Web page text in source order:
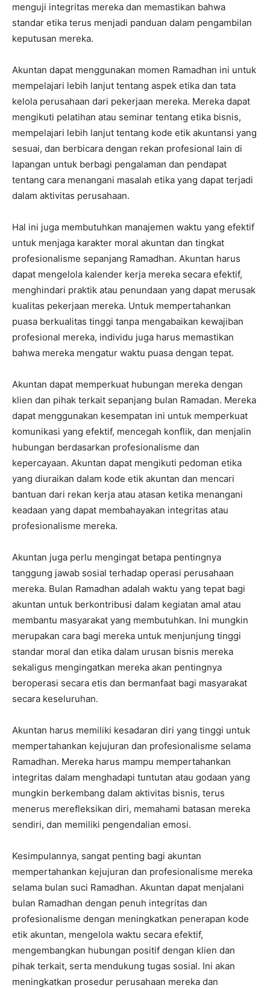
menguji integritas mereka dan memastikan bahwa
standar etika terus menjadi panduan dalam pengambilan
keputusan mereka.
Akuntan dapat menggunakan momen Ramadhan ini untuk
mempelajari lebih lanjut tentang aspek etika dan tata
kelola perusahaan dari pekerjaan mereka. Mereka dapat
mengikuti pelatihan atau seminar tentang etika bisnis,
mempelajari lebih lanjut tentang kode etik akuntansi yang
sesuai, dan berbicara dengan rekan profesional lain di
lapangan untuk berbagi pengalaman dan pendapat
tentang cara menangani masalah etika yang dapat terjadi
dalam aktivitas perusahaan.
Hal ini juga membutuhkan manajemen waktu yang efektif
untuk menjaga karakter moral akuntan dan tingkat
profesionalisme sepanjang Ramadhan. Akuntan harus
dapat mengelola kalender kerja mereka secara efektif,
menghindari praktik atau penundaan yang dapat merusak
kualitas pekerjaan mereka. Untuk mempertahankan
puasa berkualitas tinggi tanpa mengabaikan kewajiban
profesional mereka, individu juga harus memastikan
bahwa mereka mengatur waktu puasa dengan tepat.
Akuntan dapat memperkuat hubungan mereka dengan
klien dan pihak terkait sepanjang bulan Ramadan. Mereka
dapat menggunakan kesempatan ini untuk memperkuat
komunikasi yang efektif, mencegah konflik, dan menjalin
hubungan berdasarkan profesionalisme dan
kepercayaan. Akuntan dapat mengikuti pedoman etika
yang diuraikan dalam kode etik akuntan dan mencari
bantuan dari rekan kerja atau atasan ketika menangani
keadaan yang dapat membahayakan integritas atau
profesionalisme mereka.
Akuntan juga perlu mengingat betapa pentingnya
tanggung jawab sosial terhadap operasi perusahaan
mereka. Bulan Ramadhan adalah waktu yang tepat bagi
akuntan untuk berkontribusi dalam kegiatan amal atau
membantu masyarakat yang membutuhkan. Ini mungkin
merupakan cara bagi mereka untuk menjunjung tinggi
standar moral dan etika dalam urusan bisnis mereka
sekaligus mengingatkan mereka akan pentingnya
beroperasi secara etis dan bermanfaat bagi masyarakat
secara keseluruhan.
Akuntan harus memiliki kesadaran diri yang tinggi untuk
mempertahankan kejujuran dan profesionalisme selama
Ramadhan. Mereka harus mampu mempertahankan
integritas dalam menghadapi tuntutan atau godaan yang
mungkin berkembang dalam aktivitas bisnis, terus
menerus merefleksikan diri, memahami batasan mereka
sendiri, dan memiliki pengendalian emosi.
Kesimpulannya, sangat penting bagi akuntan
mempertahankan kejujuran dan profesionalisme mereka
selama bulan suci Ramadhan. Akuntan dapat menjalani
bulan Ramadhan dengan penuh integritas dan
profesionalisme dengan meningkatkan penerapan kode
etik akuntan, mengelola waktu secara efektif,
mengembangkan hubungan positif dengan klien dan
pihak terkait, serta mendukung tugas sosial. Ini akan
meningkatkan prosedur perusahaan mereka dan